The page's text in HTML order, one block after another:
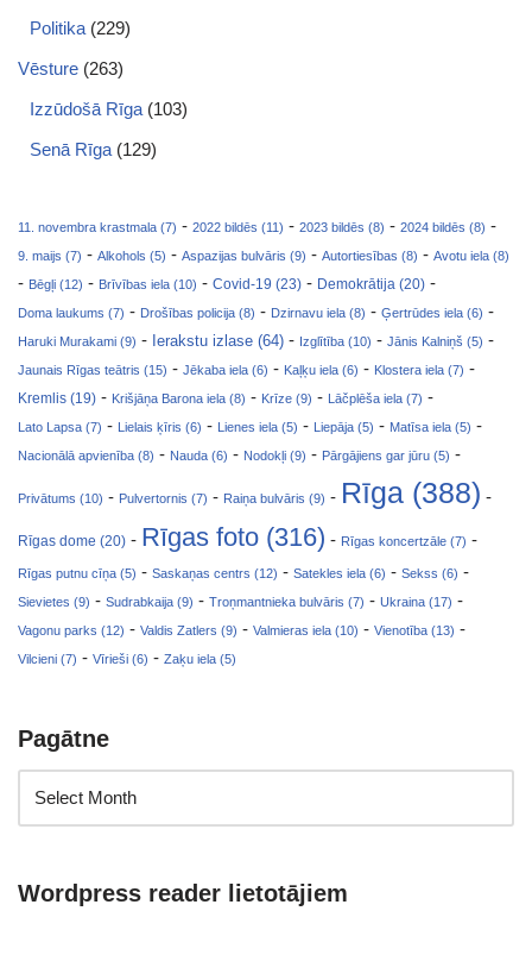
Politika (229)
Vēsture (263)
Izzūdošā Rīga (103)
Senā Rīga (129)
11. novembra krastmala (7) - 2022 bildēs (11) - 2023 bildēs (8) - 2024 bildēs (8) -
9. maijs (7) - Alkohols (5) - Aspazijas bulvāris (9) - Autortiesības (8) - Avotu iela (8)
- Bēgļi (12) - Brīvības iela (10) - Covid-19 (23) - Demokrātija (20) -
Doma laukums (7) - Drošības policija (8) - Dzirnavu iela (8) - Ģertrūdes iela (6) -
Haruki Murakami (9) - Ierakstu izlase (64) - Izglītība (10) - Jānis Kalniņš (5) -
Jaunais Rīgas teātris (15) - Jēkaba iela (6) - Kaļķu iela (6) - Klostera iela (7) -
Kremlis (19) - Krišjāņa Barona iela (8) - Krīze (9) - Lāčplēša iela (7) -
Lato Lapsa (7) - Lielais ķīris (6) - Lienes iela (5) - Liepāja (5) - Matīsa iela (5) -
Nacionālā apvienība (8) - Nauda (6) - Nodokļi (9) - Pārgājiens gar jūru (5) -
Privātums (10) - Pulvertornis (7) - Raiņa bulvāris (9) - Rīga (388) -
Rīgas dome (20) - Rīgas foto (316) - Rīgas koncertzāle (7) -
Rīgas putnu cīņa (5) - Saskaņas centrs (12) - Satekles iela (6) - Sekss (6) -
Sievietes (9) - Sudrabkaija (9) - Troņmantnieka bulvāris (7) - Ukraina (17) -
Vagonu parks (12) - Valdis Zatlers (9) - Valmieras iela (10) - Vienotība (13) -
Vilcieni (7) - Vīrieši (6) - Zaķu iela (5)
Pagātne
Wordpress reader lietotājiem